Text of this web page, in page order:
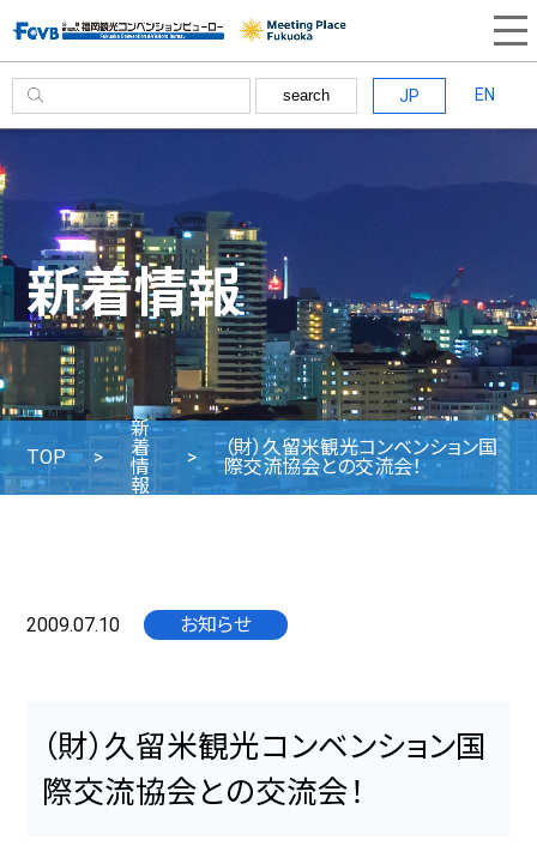
search JP EN
新着情報
TOP
新
着
情
報
（財）久留米観光コンベンション国
際交流協会との交流会！
2009.07.10 お知らせ
（財）久留米観光コンベンション国
際交流協会との交流会！